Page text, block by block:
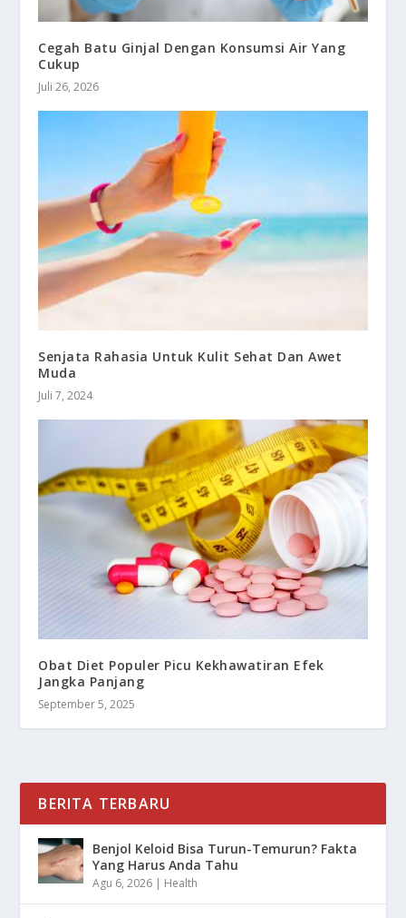
Cegah Batu Ginjal Dengan Konsumsi Air Yang
Cukup
Juli 26, 2026
Senjata Rahasia Untuk Kulit Sehat Dan Awet
Muda
Juli 7, 2024
Obat Diet Populer Picu Kekhawatiran Efek
Jangka Panjang
September 5, 2025
BERITA TERBARU
Benjol Keloid Bisa Turun-Temurun? Fakta
Yang Harus Anda Tahu
Agu 6, 2026 | Health